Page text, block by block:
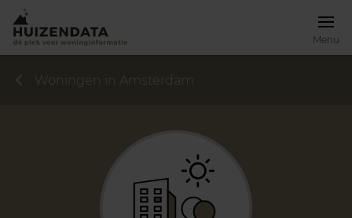
Menu
Woningen in Amsterdam